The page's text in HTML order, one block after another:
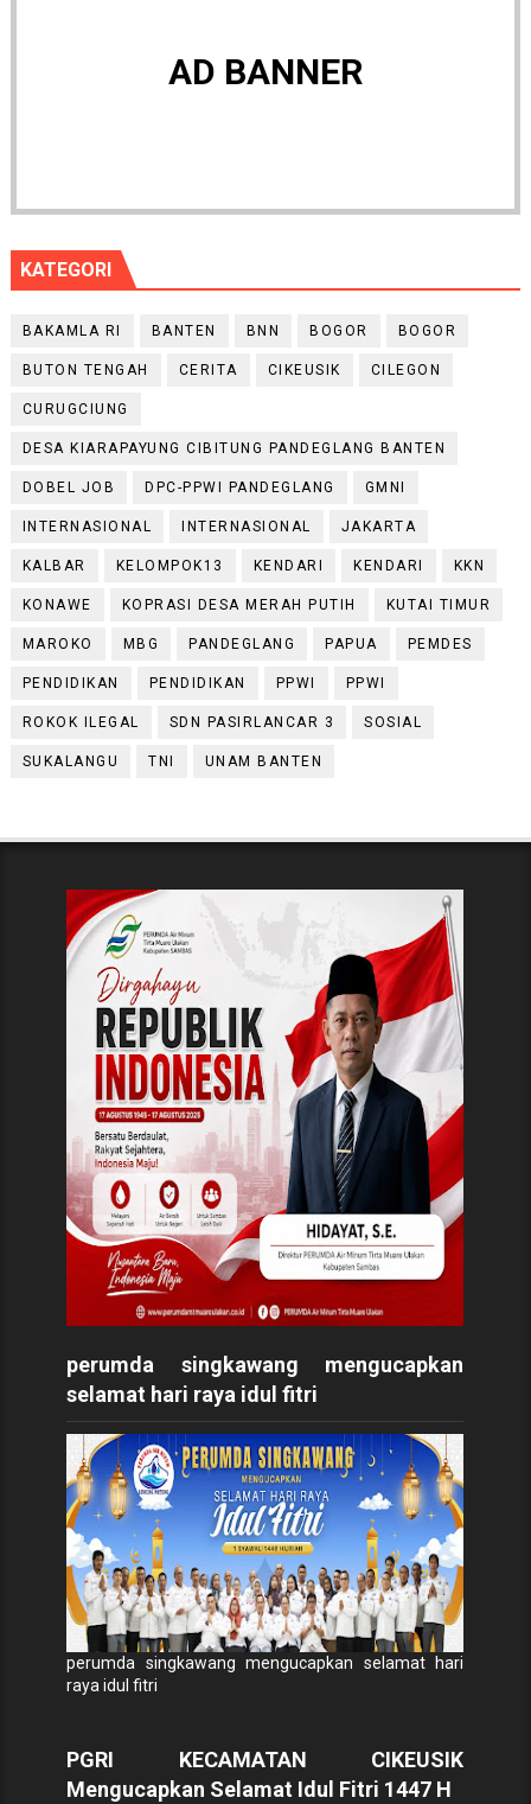
AD BANNER
KATEGORI
BAKAMLA RI BANTEN BNN BOGOR BOGOR
BUTON TENGAH CERITA CIKEUSIK CILEGON
CURUGCIUNG
DESA KIARAPAYUNG CIBITUNG PANDEGLANG BANTEN
DOBEL JOB DPC-PPWI PANDEGLANG GMNI
INTERNASIONAL INTERNASIONAL JAKARTA
KALBAR KELOMPOK13 KENDARI KENDARI KKN
KONAWE KOPRASI DESA MERAH PUTIH KUTAI TIMUR
MAROKO MBG PANDEGLANG PAPUA PEMDES
PENDIDIKAN PENDIDIKAN PPWI PPWI
ROKOK ILEGAL SDN PASIRLANCAR 3 SOSIAL
SUKALANGU TNI UNAM BANTEN
perumda singkawang mengucapkan
selamat hari raya idul fitri
perumda singkawang mengucapkan selamat hari
raya idul fitri
PGRI KECAMATAN CIKEUSIK
Mengucapkan Selamat Idul Fitri 1447 H